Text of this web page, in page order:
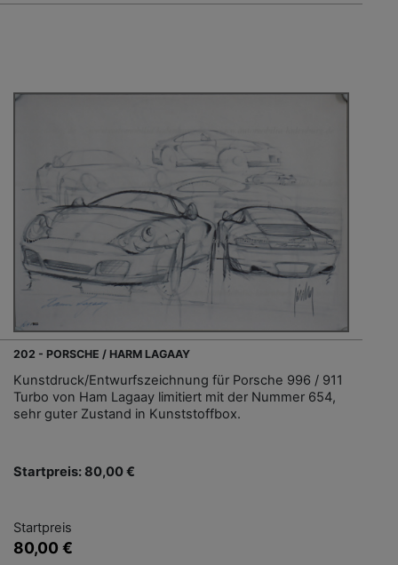
202 - PORSCHE / HARM LAGAAY
Kunstdruck/Entwurfszeichnung für Porsche 996 / 911
Turbo von Ham Lagaay limitiert mit der Nummer 654,
sehr guter Zustand in Kunststoffbox.
Startpreis: 80,00 €
Startpreis
80,00 €